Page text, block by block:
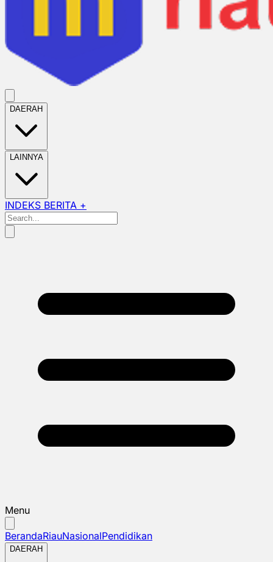
DAERAH
LAINNYA
INDEKS BERITA +
Menu
BerandaRiauNasionalPendidikan
DAERAH